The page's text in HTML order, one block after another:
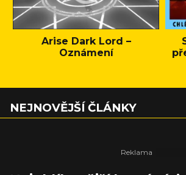
Arise Dark Lord –
Oznámení
NEJNOVĚJŠÍ ČLÁNKY